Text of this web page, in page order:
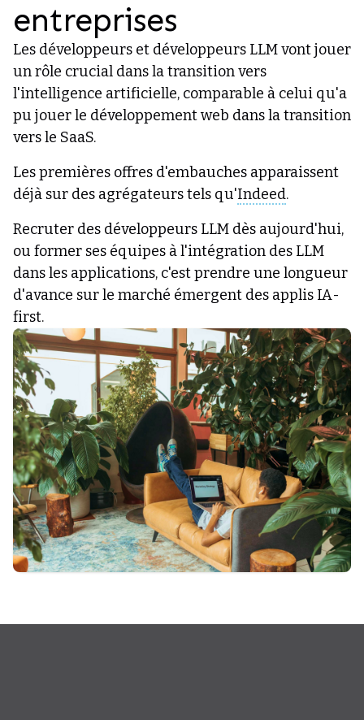
entreprises
Les développeurs et développeurs LLM vont jouer
un rôle crucial dans la transition vers
l'intelligence artificielle, comparable à celui qu'a
pu jouer le développement web dans la transition
vers le SaaS.
Les premières offres d'embauches apparaissent
déjà sur des agrégateurs tels qu'Indeed.
Recruter des développeurs LLM dès aujourd'hui,
ou former ses équipes à l'intégration des LLM
dans les applications, c'est prendre une longueur
d'avance sur le marché émergent des applis IA-
first.